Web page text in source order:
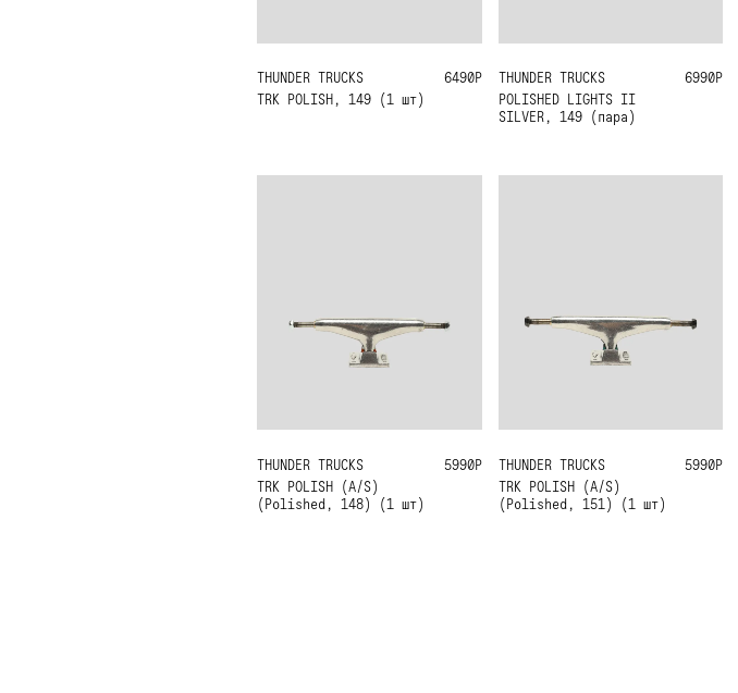
THUNDER TRUCKS
TRK POLISH, 149 (1 шт)
149 6490Р
THUNDER TRUCKS
POLISHED LIGHTS II
SILVER, 149 (пара)
149 6990Р
THUNDER TRUCKS
TRK POLISH (A/S)
(Polished, 148) (1 шт)
148 5990Р
THUNDER TRUCKS
TRK POLISH (A/S)
(Polished, 151) (1 шт)
151 5990Р